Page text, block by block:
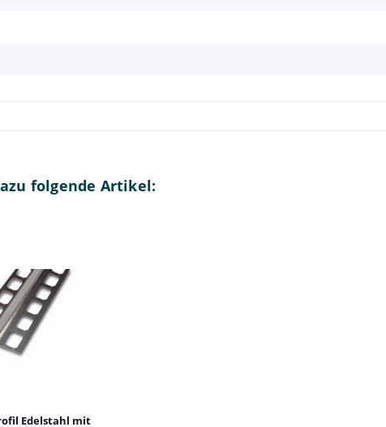
folgende Artikel:
Edelstahl mit